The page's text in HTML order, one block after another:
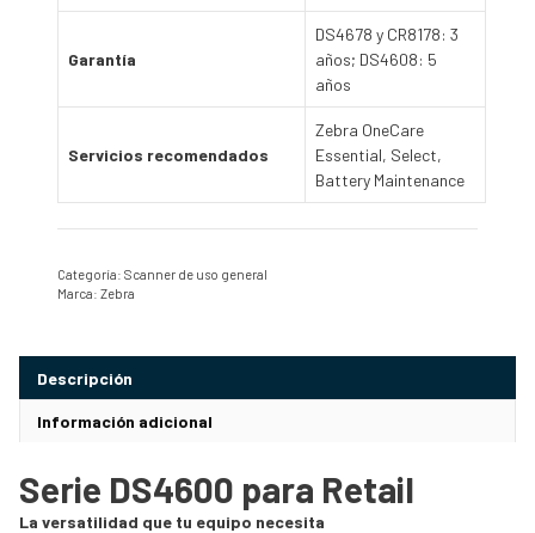
Garantía
DS4678 y CR8178: 3
años; DS4608: 5
años
Servicios recomendados
Zebra OneCare
Essential, Select,
Battery Maintenance
Categoría: Scanner de uso general
Marca: Zebra
Descripción
Información adicional
Serie DS4600 para Retail
La versatilidad que tu equipo necesita